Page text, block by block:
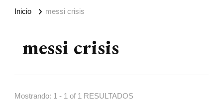
Inicio messi crisis
messi crisis
Mostrando: 1 - 1 of 1 RESULTADOS